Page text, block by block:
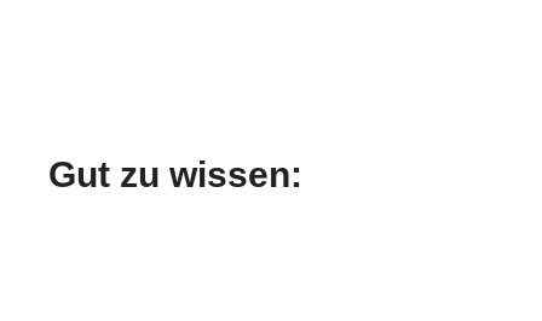
Gut zu wissen: